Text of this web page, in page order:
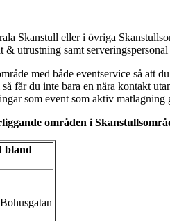
Skanstull eller i övriga
utrustning samt
med både eventservice så att
får du inte bara en nära kontakt
som event som aktiv
områden i Skanstulls
bland